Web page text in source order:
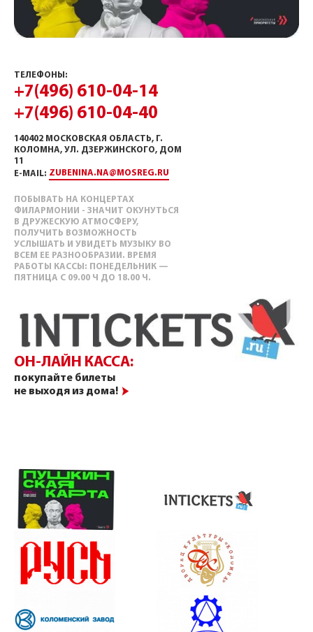
ТЕЛЕФОНЫ:
+7(496) 610-04-14
+7(496) 610-04-40
140402 МОСКОВСКАЯ ОБЛАСТЬ, Г.
КОЛОМНА, УЛ. ДЗЕРЖИНСКОГО, ДОМ
11
E-MAIL: ZUBENINA.NA@MOSREG.RU
ПОБЫВАТЬ НА КОНЦЕРТАХ
ФИЛАРМОНИИ - ЗНАЧИТ ОКУНУТЬСЯ
В ДРУЖЕСКУЮ АТМОСФЕРУ,
ПОЛУЧИТЬ ВОЗМОЖНОСТЬ
УСЛЫШАТЬ И УВИДЕТЬ МУЗЫКУ ВО
ВСЕМ ЕЕ РАЗНООБРАЗИИ. ВРЕМЯ
РАБОТЫ КАССЫ: ПОНЕДЕЛЬНИК —
ПЯТНИЦА С 09.00 Ч ДО 18.00 Ч.
ОН-ЛАЙН КАССА:
покупайте билеты
не выходя из дома!